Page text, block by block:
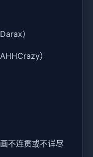
）
）
不连贯或不详尽